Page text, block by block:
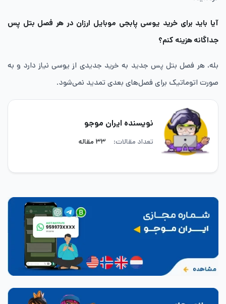
آیا باید برای خرید یوسی پابجی موبایل ارزان در هر فصل بتل پس
جداگانه هزینه کنم؟
بله، هر فصل بتل پس جدید به خرید جدیدی از یوسی نیاز دارد و به
صورت اتوماتیک برای فصل‌های بعدی تمدید نمی‌شود.
نویسنده ایران موجو
تعداد مقالات: ۳۳ مقاله